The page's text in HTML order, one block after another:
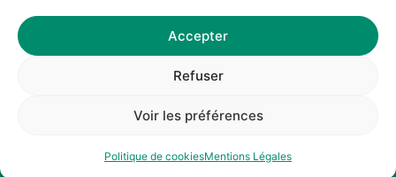
Accepter
Refuser
Voir les préférences
Politique de cookiesMentions Légales
Mentions Légales | Politique de Cookies